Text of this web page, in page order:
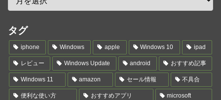
タグ
iphone Windows apple Windows 10 ipad
レビュー Windows Update android おすすめ記事
Windows 11 amazon セール情報 不具合
便利な使い方 おすすめアプリ microsoft